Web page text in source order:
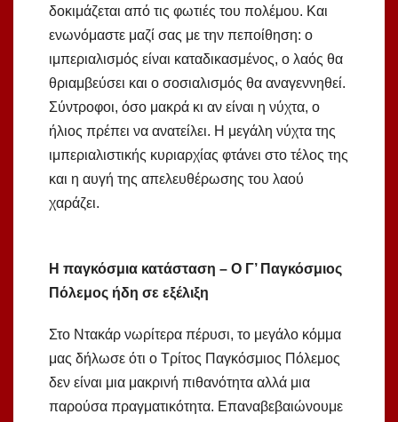
δοκιμάζεται από τις φωτιές του πολέμου. Και
ενωνόμαστε μαζί σας με την πεποίθηση: ο
ιμπεριαλισμός είναι καταδικασμένος, ο λαός θα
θριαμβεύσει και ο σοσιαλισμός θα αναγεννηθεί.
Σύντροφοι, όσο μακρά κι αν είναι η νύχτα, ο
ήλιος πρέπει να ανατείλει. Η μεγάλη νύχτα της
ιμπεριαλιστικής κυριαρχίας φτάνει στο τέλος της
και η αυγή της απελευθέρωσης του λαού
χαράζει.
Η παγκόσμια κατάσταση – Ο Γ’ Παγκόσμιος
Πόλεμος ήδη σε εξέλιξη
Στο Ντακάρ νωρίτερα πέρυσι, το μεγάλο κόμμα
μας δήλωσε ότι ο Τρίτος Παγκόσμιος Πόλεμος
δεν είναι μια μακρινή πιθανότητα αλλά μια
παρούσα πραγματικότητα. Επαναβεβαιώνουμε